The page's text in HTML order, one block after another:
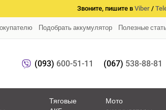
Звоните, пишите в Viber /
Подобрать аккумулятор Полезные
(093) 600-51-11 (067) 538-88-81
Тяговые
Мото